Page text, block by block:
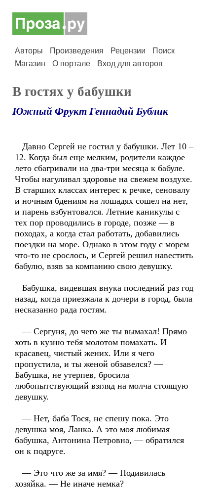
Авторы Произведения Рецензии
Поиск
Магазин
О портале Вход для авторов
В гостях у бабушки
Южный Фрукт Геннадий Бублик
Давно Сергей не гостил у бабушки. Лет 10 –
12. Когда был еще мелким, родители каждое
лето сбагривали на два-три месяца к бабуле.
Чтобы нагуливал здоровье на свежем воздухе.
В старших классах интерес к речке, сеновалу
и ночным бдениям на лошадях сошел на нет,
и парень взбунтовался. Летние каникулы с
тех пор проводились в городе, позже — в
походах, а когда стал работать, добавились
поездки на море. Однако в этом году с морем
что-то не срослось, и Сергей решил навестить
бабулю, взяв за компанию свою девушку.
Бабушка, видевшая внука последний раз год
назад, когда приезжала к дочери в город, была
несказанно рада гостям.
— Сергуня, до чего же ты вымахал! Прямо
хоть в кузню тебя молотом помахать. И
красавец, чистый жених. Или я чего
пропустила, и ты женой обзавелся? —
Бабушка, не утерпев, бросила
любопытствующий взгляд на молча стоящую
девушку.
— Нет, баба Тося, не спешу пока. Это
девушка моя, Ланка. А это моя любимая
бабушка, Антонина Петровна, — обратился
он к подруге.
— Это что же за имя? — Подивилась
хозяйка. — Не иначе немка?